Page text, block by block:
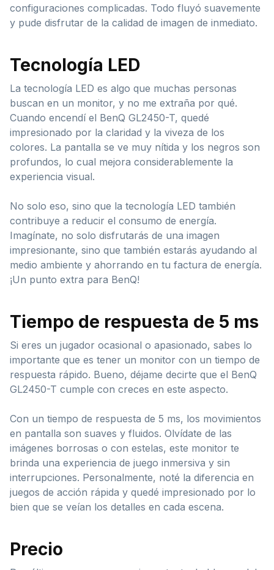
configuraciones complicadas. Todo fluyó suavemente
y pude disfrutar de la calidad de imagen de inmediato.
Tecnología LED
La tecnología LED es algo que muchas personas
buscan en un monitor, y no me extraña por qué.
Cuando encendí el BenQ GL2450-T, quedé
impresionado por la claridad y la viveza de los
colores. La pantalla se ve muy nítida y los negros son
profundos, lo cual mejora considerablemente la
experiencia visual.
No solo eso, sino que la tecnología LED también
contribuye a reducir el consumo de energía.
Imagínate, no solo disfrutarás de una imagen
impresionante, sino que también estarás ayudando al
medio ambiente y ahorrando en tu factura de energía.
¡Un punto extra para BenQ!
Tiempo de respuesta de 5 ms
Si eres un jugador ocasional o apasionado, sabes lo
importante que es tener un monitor con un tiempo de
respuesta rápido. Bueno, déjame decirte que el BenQ
GL2450-T cumple con creces en este aspecto.
Con un tiempo de respuesta de 5 ms, los movimientos
en pantalla son suaves y fluidos. Olvídate de las
imágenes borrosas o con estelas, este monitor te
brinda una experiencia de juego inmersiva y sin
interrupciones. Personalmente, noté la diferencia en
juegos de acción rápida y quedé impresionado por lo
bien que se veían los detalles en cada escena.
Precio